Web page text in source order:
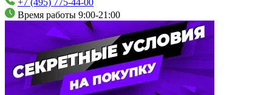
+7 (495) 775-44-00
Время работы 9:00-21:00